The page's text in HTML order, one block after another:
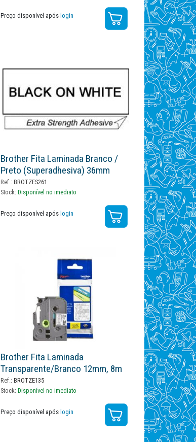
Preço disponível apóslogin
Brother Fita Laminada Branco /
Preto (superadhesiva) 36mm
Ref.: BROTZES261
Stock:Disponível no imediato
Preço disponível após login
Brother Fita Laminada
Transparente/branco 12mm, 8m
Ref.: BROTZE135
Stock:Disponível no imediato
Preço disponível após login